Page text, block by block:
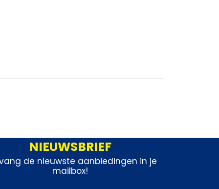
NIEUWSBRIEF
de nieuwste aanbiedingen in je
mailbox!